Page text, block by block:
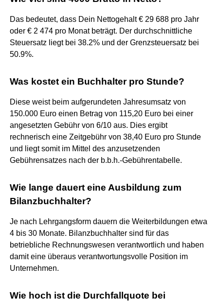
Das bedeutet, dass Dein Nettogehalt € 29 688 pro Jahr
oder € 2 474 pro Monat beträgt. Der durchschnittliche
Steuersatz liegt bei 38.2% und der Grenzsteuersatz bei
50.9%.
Was kostet ein Buchhalter pro Stunde?
Diese weist beim aufgerundeten Jahresumsatz von
150.000 Euro einen Betrag von 115,20 Euro bei einer
angesetzten Gebühr von 6/10 aus. Dies ergibt
rechnerisch eine Zeitgebühr von 38,40 Euro pro Stunde
und liegt somit im Mittel des anzusetzenden
Gebührensatzes nach der b.b.h.-Gebührentabelle.
Wie lange dauert eine Ausbildung zum
Bilanzbuchhalter?
Je nach Lehrgangsform dauern die Weiterbildungen etwa
4 bis 30 Monate. Bilanzbuchhalter sind für das
betriebliche Rechnungswesen verantwortlich und haben
damit eine überaus verantwortungsvolle Position im
Unternehmen.
Wie hoch ist die Durchfallquote bei